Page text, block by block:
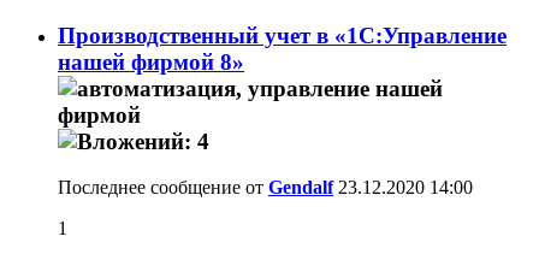
Производственный учет в «1С:Управление
нашей фирмой 8»
Последнее сообщение от Gendalf23.12.2020 14:00
1